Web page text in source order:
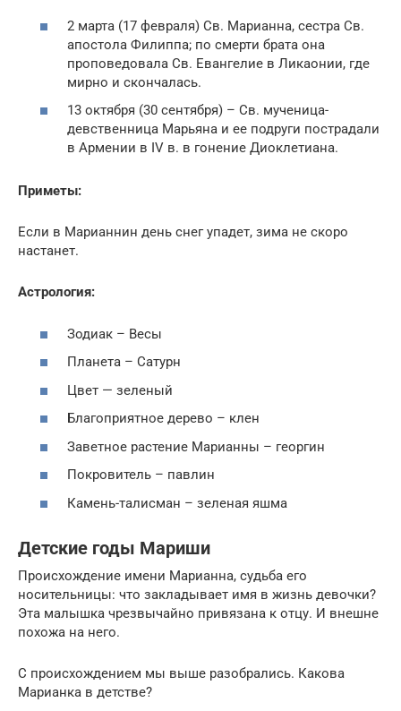
2 марта (17 февраля) Св. Марианна, сестра Св.
апостола Филиппа; по смерти брата она
проповедовала Св. Евангелие в Ликаонии, где
мирно и скончалась.
13 октября (30 сентября) – Св. мученица-
девственница Марьяна и ее подруги пострадали
в Армении в IV в. в гонение Диоклетиана.
Приметы:
Если в Марианнин день снег упадет, зима не скоро
настанет.
Астрология:
Зодиак – Весы
Планета – Сатурн
Цвет — зеленый
Благоприятное дерево – клен
Заветное растение Марианны – георгин
Покровитель – павлин
Камень-талисман – зеленая яшма
Детские годы Мариши
Происхождение имени Марианна, судьба его
носительницы: что закладывает имя в жизнь девочки?
Эта малышка чрезвычайно привязана к отцу. И внешне
похожа на него.
С происхождением мы выше разобрались. Какова
Марианка в детстве?